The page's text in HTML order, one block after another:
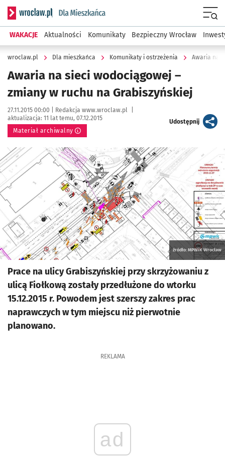
Serwis informacyjny wroclaw.pl podserwis: Dla mieszkańca
WAKACJE Aktualności Komunikaty Bezpieczny Wrocław
wroclaw.pl Dla mieszkańca Komunikaty i ostrzeżenia Awaria na
Awaria na sieci wodociągowej –
zmiany w ruchu na Grabiszyńskiej
Data publikacji:
27.11.2015 00:00 | Autor:
Redakcja www.wroclaw.pl
aktualizacja: 11 lat temu, 07.12.2015
Materiał archiwalny
Udostępnijartykuł
Kliknij, aby powiększyć
źródło: MPWiK Wrocław
Prace na ulicy Grabiszyńskiej przy skrzyżowaniu z
ulicą Fiołkową zostały przedłużone do wtorku
15.12.2015 r. Powodem jest szerszy zakres prac
naprawczych w tym miejscu niż pierwotnie
planowano.
REKLAMA
ad